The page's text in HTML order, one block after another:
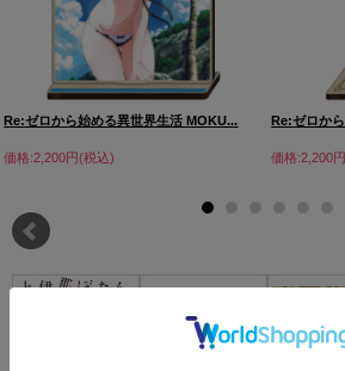
Re:ゼロから始める異世界生活 MOKU...
価格:2,200円(税込)
Re:ゼロか
価格:2,200